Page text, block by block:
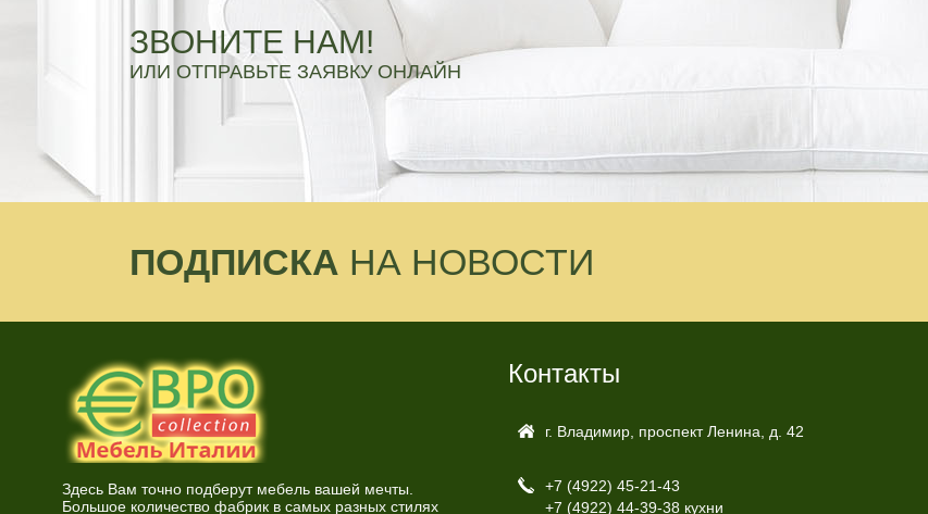
ЗВОНИТЕ НАМ!
ИЛИ ОТПРАВЬТЕ ЗАЯВКУ ОНЛАЙН
ПОДПИСКА НА НОВОСТИ
Здесь Вам точно подберут мебель вашей мечты.
Большое количество фабрик в самых разных стилях
Контакты
г. Владимир, проспект Ленина, д. 42
+7 (4922) 45-21-43
+7 (4922) 44-39-38 кухни